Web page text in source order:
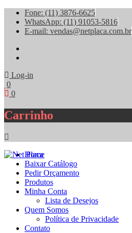
Fone: (11) 3876-6625
WhatsApp: (11) 91053-5816
E-mail: vendas@netplaca.com.br
Log-in
0
0
Carrinho
Home
Baixar Catálogo
Pedir Orçamento
Produtos
Minha Conta
Lista de Desejos
Quem Somos
Política de Privacidade
Contato